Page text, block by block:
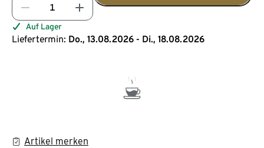
Auf Lager
Liefertermin: Do., 13.08.2026 - Di., 18.08.2026
Artikel merken